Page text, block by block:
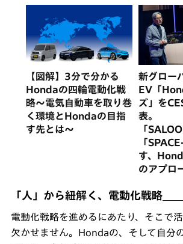
【図解】3分で分かる
Hondaの四輪電動化戦
略〜電気自動車を取り巻
く環境とHondaの目指
す先とは〜
新グロー
EV「
ズ」を
表。
「
「
す、
のアプロ
「人」から紐解く、電動化戦略
電動化戦略を進めるにあたり、そこで
欠かせません。Hondaの、そして自分